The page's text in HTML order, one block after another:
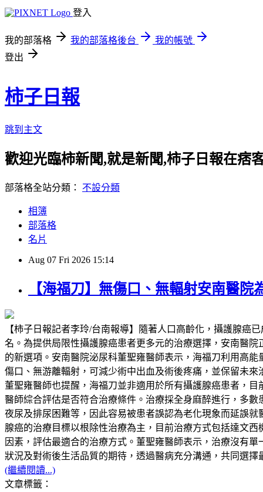
登入
我的部落格 我的部落格後台
我的帳號
登出
柿子日報
跳到主文
歡迎光臨柿新聞,就是新聞,柿子日報在痞
部落格全站分類： 不設分類
相簿
部落格
名片
Aug 07 Fri 2026 15:14
【海福刀】無傷口、無輻射安南醫
【柿子日報記者李玲/台南報導】隨著人口高齡化，攝護腺癌
名。為提供局限性攝護腺癌患者更多元的治療選擇，安南醫院
的新選項。安南醫院泌尿科董聖雍醫師表示，海福刀利用高
傷口、無游離輻射，可減少術中出血及術後疼痛，並保留未
董聖雍醫師也提醒，海福刀並非適用於所有攝護腺癌患者，
醫師綜合評估是否符合治療條件。治療採全身麻醉進行，多
夜尿及排尿困難等，因此容易被患者誤認為老化現象而延誤
腺癌的治療目標以根除性治療為主，目前治療方式包括達文
因素，評估最適合的治療方式。董聖雍醫師表示，治療沒有
狀況及對術後生活品質的期待，透過醫病充分溝通，共同選擇
(繼續閱讀...)
文章標籤：